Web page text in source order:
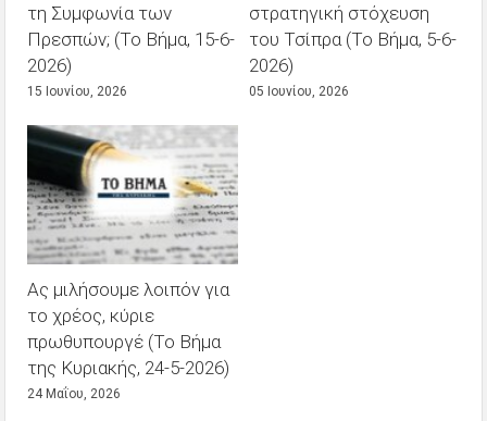
τη Συμφωνία των
Πρεσπών; (Το Βήμα, 15-6-
2026)
15 Ιουνίου, 2026
στρατηγική στόχευση
του Τσίπρα (Το Βήμα, 5-6-
2026)
05 Ιουνίου, 2026
Ας μιλήσουμε λοιπόν για
το χρέος, κύριε
πρωθυπουργέ (Το Βήμα
της Κυριακής, 24-5-2026)
24 Μαΐου, 2026